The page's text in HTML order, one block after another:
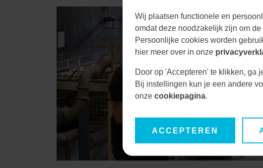
Wij plaatsen functionele en
omdat deze noodzakelijk zijn om
Persoonlijke cookies worden
hier meer over in onze
Door op 'Accepteren' te klikken, ga
Bij instellingen kun je een andere
onze cookiepagina.
ACCEPTEREN